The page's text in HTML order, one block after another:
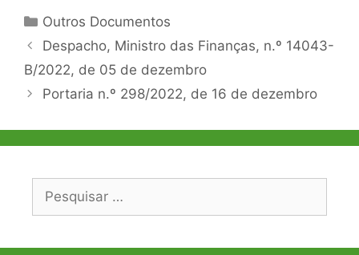
Categorias
Outros Documentos
Navegação
de
Despacho, Ministro das Finanças, n.º 14043-
B/2022, de 05 de dezembro
Portaria n.º 298/2022, de 16 de dezembro
Pesquisar